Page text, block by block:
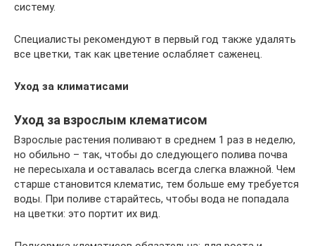
систему.
Специалисты рекомендуют в первый год также удалять
все цветки, так как цветение ослабляет саженец.
Уход за климатисами
Уход за взрослым клематисом
Взрослые растения поливают в среднем 1 раз в неделю,
но обильно – так, чтобы до следующего полива почва
не пересыхала и оставалась всегда слегка влажной. Чем
старше становится клематис, тем больше ему требуется
воды. При поливе старайтесь, чтобы вода не попадала
на цветки: это портит их вид.